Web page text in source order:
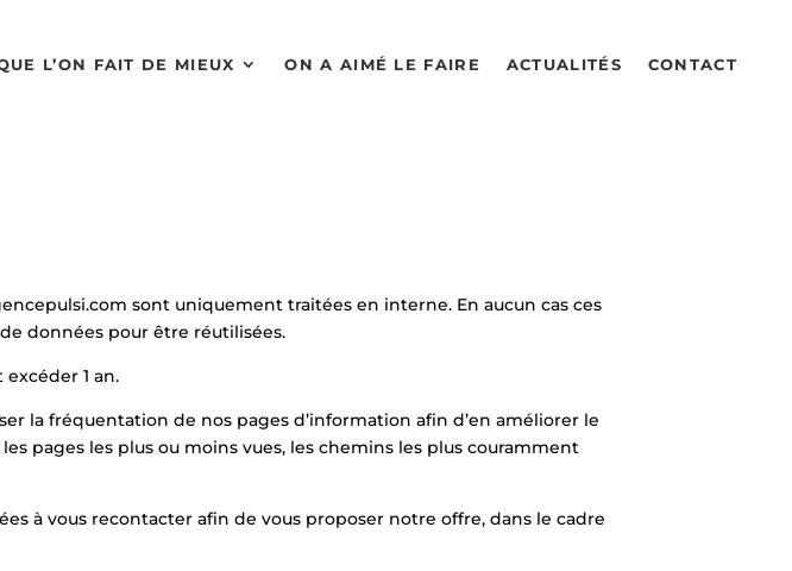
L’ON FAIT DE MIEUX ON A AIMÉ LE FAIRE ACTUALITÉS CONTACT
sont uniquement traitées en interne. En aucun cas ces
données pour être réutilisées.
1 an.
la fréquentation de nos pages d’information afin d’en améliorer le
pages les plus ou moins vues, les chemins les plus couramment
à vous recontacter afin de vous proposer notre offre, dans le cadre